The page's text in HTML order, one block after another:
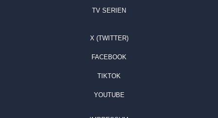
TV SERIEN
X (TWITTER)
FACEBOOK
TIKTOK
YOUTUBE